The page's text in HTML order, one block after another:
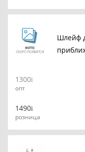
Шлейф
1300
опт
1490
розница